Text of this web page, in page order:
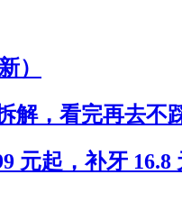
）
解，看完再去不
元起，补牙 16.8